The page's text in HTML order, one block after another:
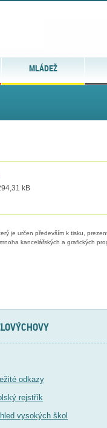
MLÁDEŽ
kB
je určen především k tisku,
kancelářských a grafických
odkazy
rejstřík
vysokých škol